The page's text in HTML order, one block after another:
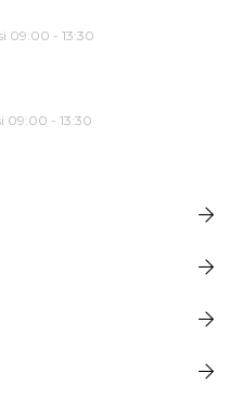
09:00 - 13:30
09:00 - 13:30